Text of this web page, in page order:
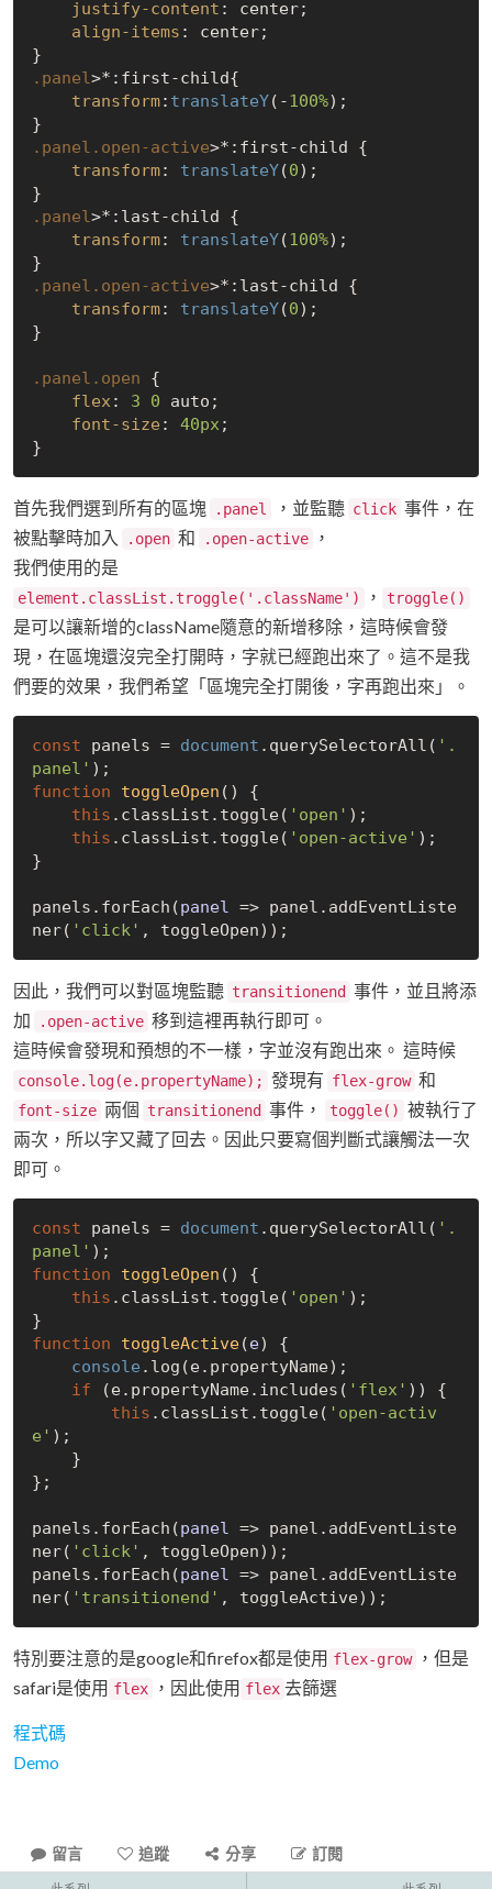
justify-content : center;
align-items : center;
.panel>* :first-child{
transform: translateY(-100%);
.panel .open-active>* :first-child {
transform: translateY(0);
.panel>* :last-child {
transform: translateY(100%);
.panel .open-active>* :last-child {
transform: translateY(0);
}
.panel .open {
flex: 3 0 auto;
font-size : 40px ;
首先我們選到所有的區塊 .panel ，並監聽 click 事件，在
被點擊時加入
.open 和 .open-active
，
我們使用的是
element.classList.troggle('.className') ， troggle()
是可以讓新增的className隨意的新增移除，這時候會發
現，在區塊還沒完全打開時，字就已經跑出來了。這不是我
們要的效果，我們希望「區塊完全打開後，字再跑出來」。
const panels = document .querySelectorAll( '.
panel'
function
toggleOpen ( ) {
this .classList.toggle( 'open' );
this .classList.toggle( 'open-active' );
}
panels.forEach(panel => panel.addEventListe
ner( 'click'
因此，我們可以對區塊監聽 transitionend 事件，並且將添
加
.open-active 移到這裡再執行即可。
這時候會發現和預想的不一樣，字並沒有跑出來。 這時候
console.log(e.propertyName); 發現有 flex-grow 和
font-size 兩個 transitionend 事件， toggle() 被執行了
兩次，所以字又藏了回去。因此只要寫個判斷式讓觸法一次
即可。
const panels = document .querySelectorAll( '.
panel'
function
toggleOpen ( ) {
this .classList.toggle( 'open' );
function
toggleActive(e) {
console .log(e.propertyName);
if (e.propertyName.includes( 'flex' )) {
this .classList.toggle( 'open-activ
e' );
};
panels.forEach(panel => panel.addEventListe
ner( 'click' , toggleOpen));
panels.forEach(panel => panel.addEventListe
ner( 'transitionend'
特別要注意的是google和firefox都是使用 flex-grow
，但是
safari是使用 flex ，因此使用 flex 去篩選
程式碼
Demo
留言 追蹤 分享 訂閱